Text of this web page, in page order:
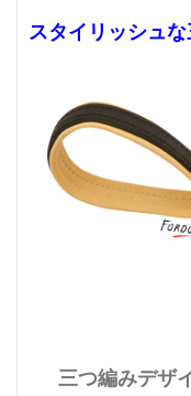
スタイリッシュ
三つ編みデザ